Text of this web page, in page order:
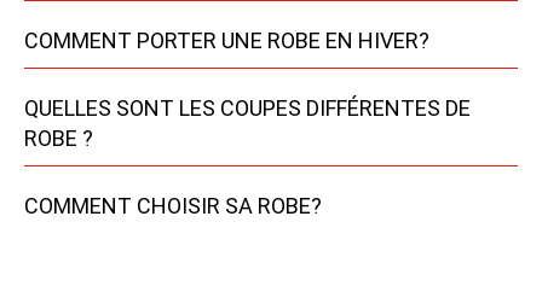
COMMENT PORTER UNE ROBE EN HIVER?
QUELLES SONT LES COUPES DIFFÉRENTES DE
ROBE ?
COMMENT CHOISIR SA ROBE?